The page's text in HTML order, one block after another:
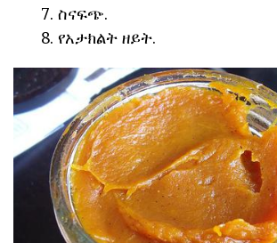
ስናፍጭ.
የአታክልት ዘይት.